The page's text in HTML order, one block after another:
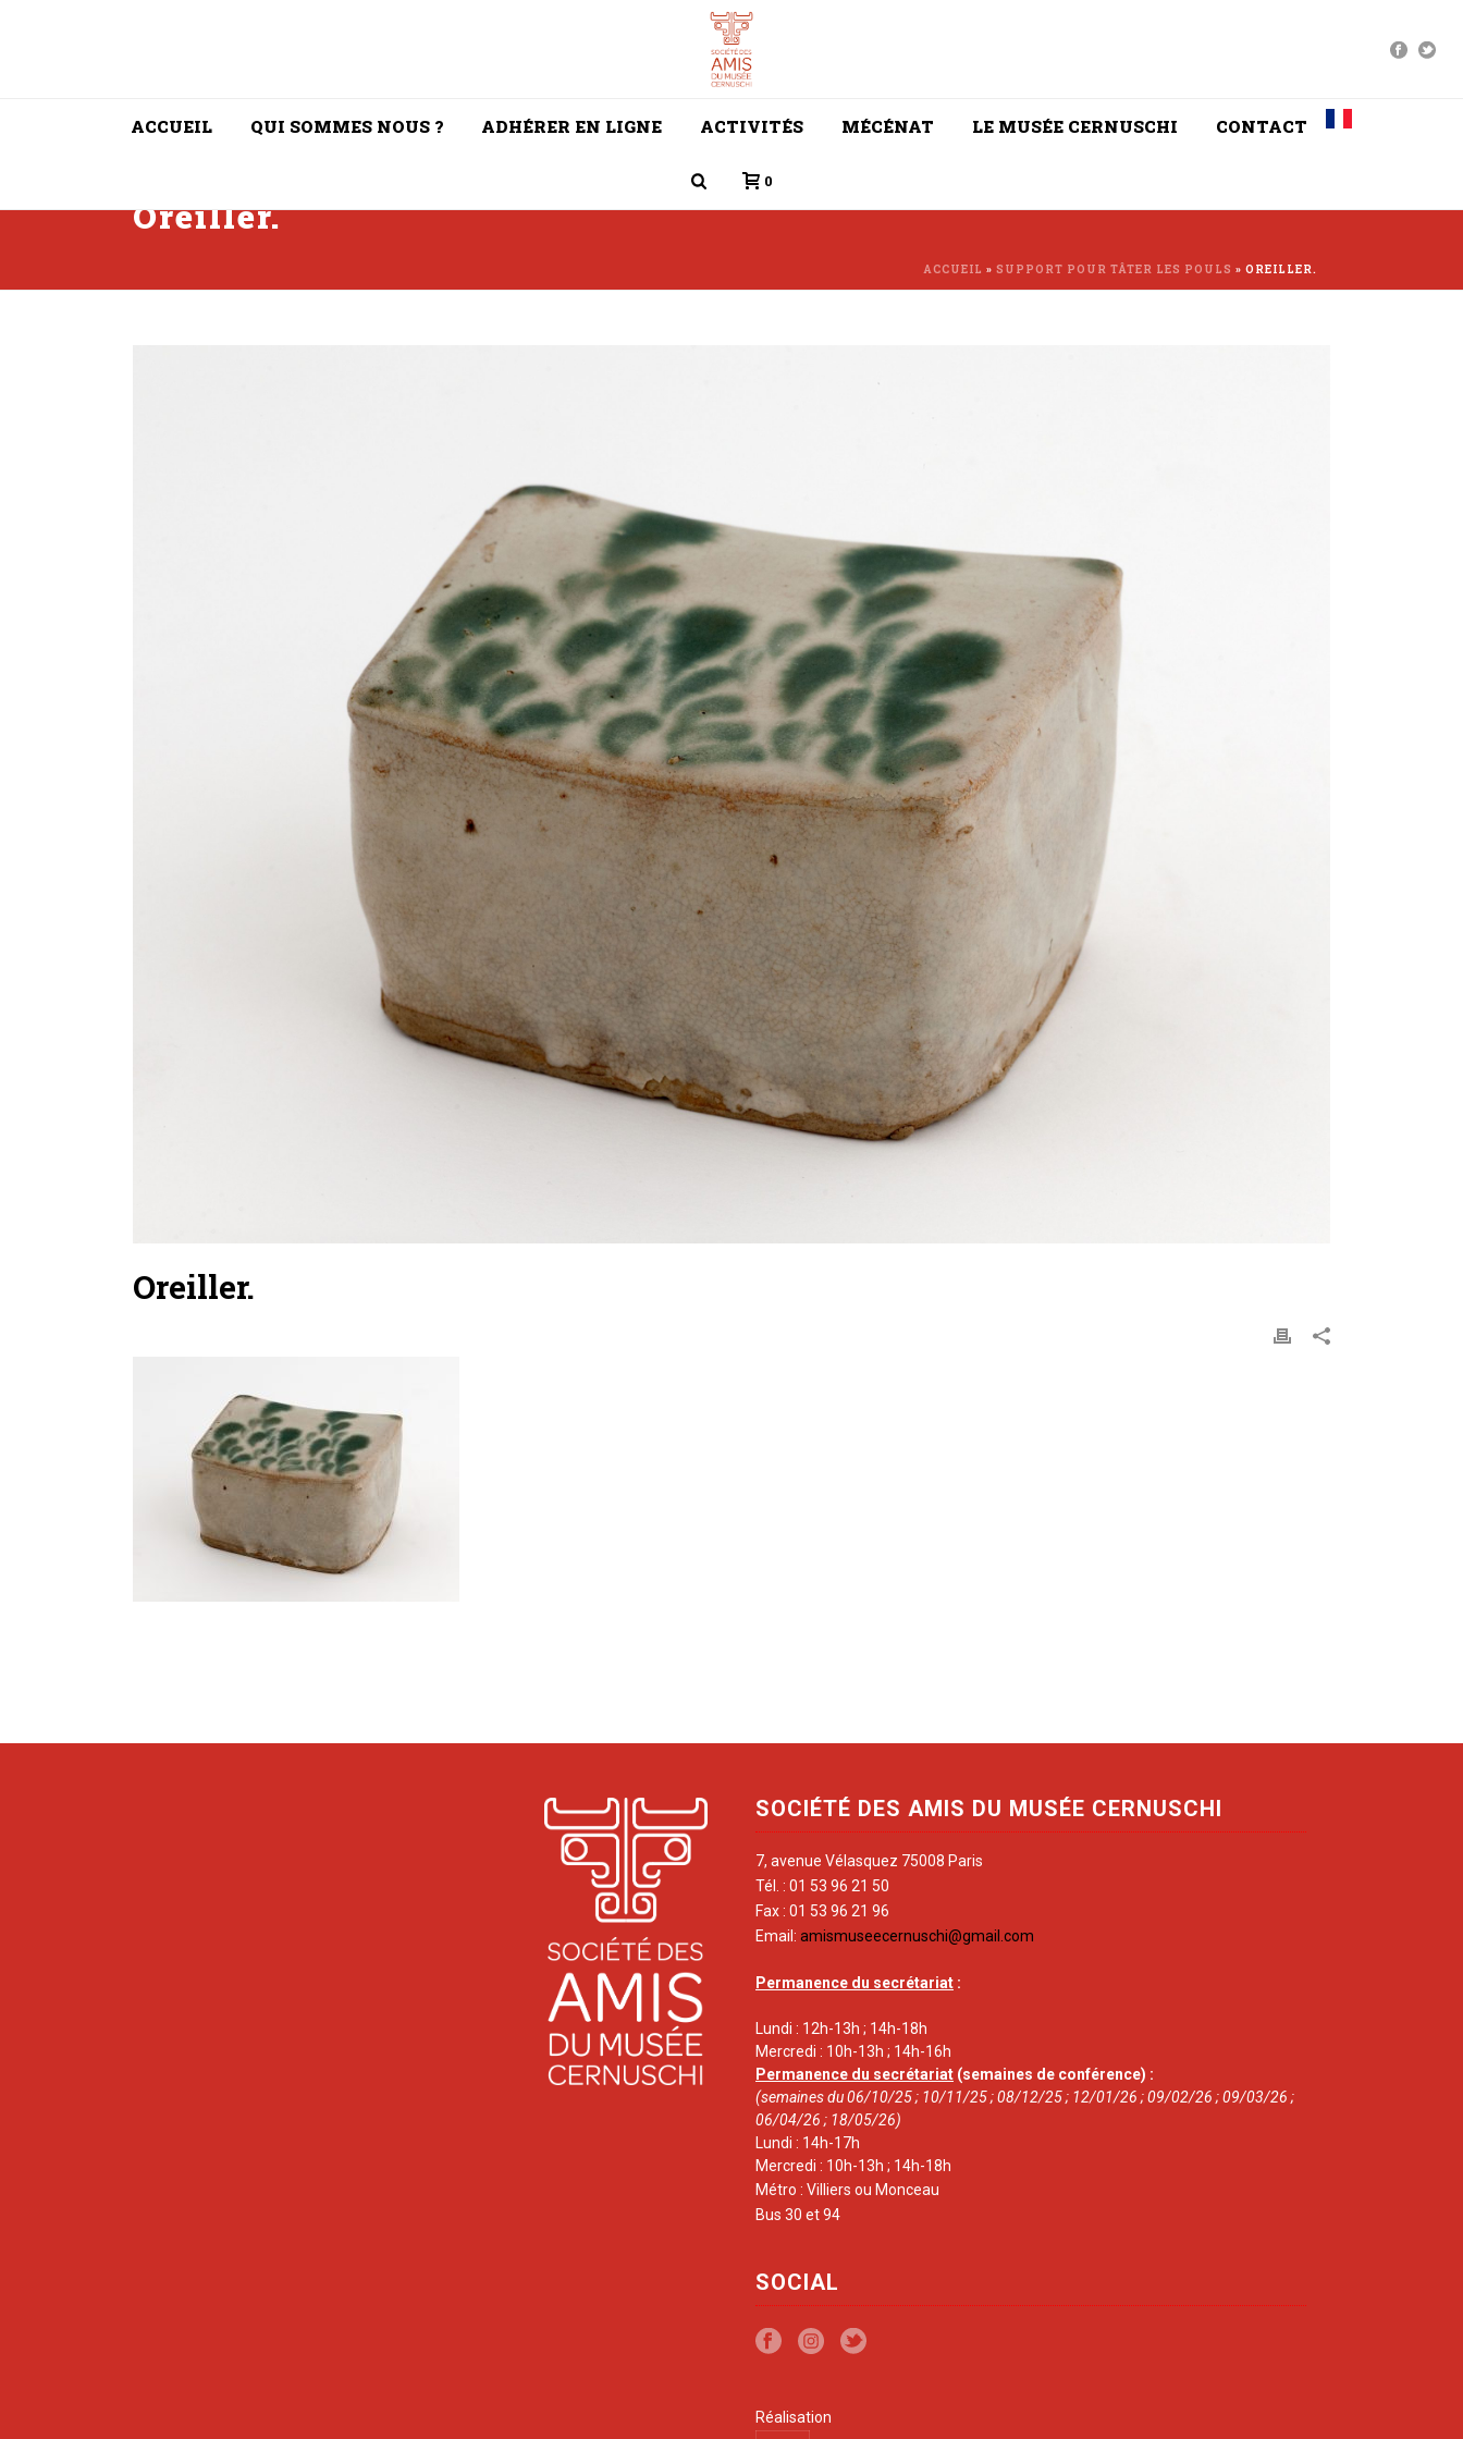
ACCUEIL QUI SOMMES NOUS ? ADHÉRER EN LIGNE ACTIVITÉS MÉCÉNAT LE MUSÉE CERNUSCHI CONTACT
0
Oreiller.
ACCUEIL » SUPPORT POUR TÂTER LES POULS » OREILLER.
Oreiller.
SOCIÉTÉ DES AMIS DU MUSÉE CERNUSCHI
7, avenue Vélasquez 75008 Paris
Tél. : 01 53 96 21 50
Fax : 01 53 96 21 96
Email: amismuseecernuschi@gmail.com
Permanence du secrétariat :
Lundi : 12h-13h ; 14h-18h
Mercredi : 10h-13h ; 14h-16h
Permanence du secrétariat (semaines de conférence) :
(semaines du 06/10/25 ; 10/11/25 ; 08/12/25 ; 12/01/26 ; 09/02/26 ; 09/03/26 ;
06/04/26 ; 18/05/26)
Lundi : 14h-17h
Mercredi : 10h-13h ; 14h-18h
Métro : Villiers ou Monceau
Bus 30 et 94
SOCIAL
Réalisation